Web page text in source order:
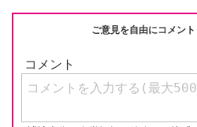
ご意見を自由にコメント